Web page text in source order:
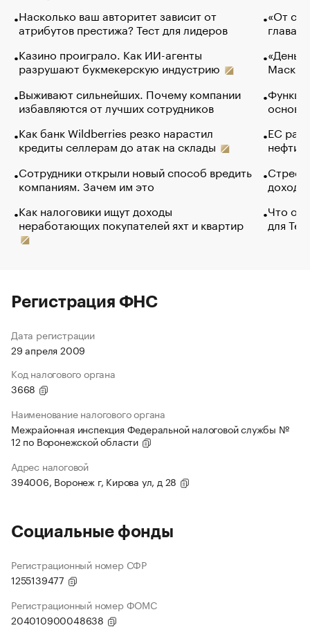
Насколько ваш авторитет зависит от
атрибутов престижа? Тест для лидеров
Казино проиграло. Как ИИ-агенты
разрушают букмекерскую индустрию
Выживают сильнейших. Почему компании
избавляются от лучших сотрудников
Как банк Wildberries резко нарастил
кредиты селлерам до атак на склады
Сотрудники открыли новый способ вредить
компаниям. Зачем им это
Как налоговики ищут доходы
неработающих покупателей яхт и квартир
«От
глава
Маск в
основ
ЕС
нефти
Что
для
Регистрация ФНС
Дата регистрации
29 апреля 2009
Код налогового органа
3668
Наименование налогового органа
Межрайонная инспекция Федеральной налоговой службы №
12 по Воронежской области
Адрес налоговой
394006, Воронеж г, Кирова ул, д 28
Социальные фонды
Регистрационный номер СФР
1255139477
Регистрационный номер ФОМС
204010900048638